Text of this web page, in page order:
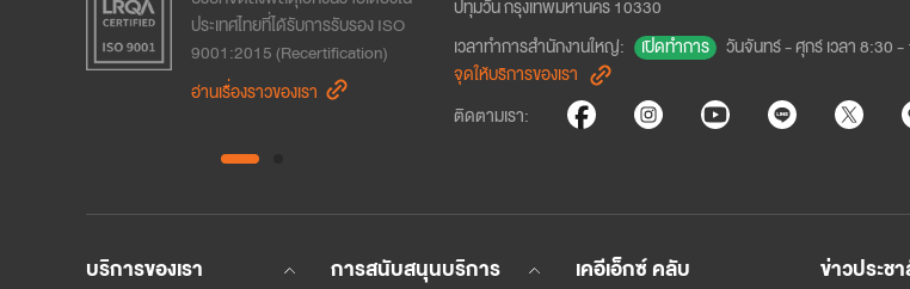
ประเทศไทยที่ได้รับการรับรอง ISO
9001:2015 (Recertification)
อ่านเรื่องราวของเรา
ปลอดภัยข้อมูลระดับสากล
อ่านเรื่องราวของเรา
ปทุมวัน กรุงเทพมหานคร 10330
เวลาทำการสำนักงานใหญ่: เปิดทำการ วันจันทร์ - ศุกร์ เวลา 8:30
จุดให้บริการของเรา
ติดตามเรา:
บริการของเรา การสนับสนุนบริการ เคอีเอ็กซ์ คลับ ข่าวประช